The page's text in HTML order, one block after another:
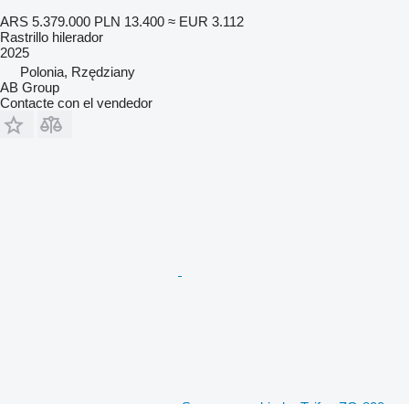
ARS 5.379.000 PLN 13.400 ≈ EUR 3.112
Rastrillo hilerador
2025
Polonia, Rzędziany
AB Group
Contacte con el vendedor